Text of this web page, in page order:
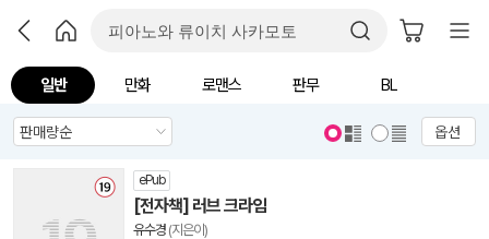
일반 만화 로맨스 판무 BL
옵션
ePub
[전자책] 러브 크라임
유수경 (지은이)